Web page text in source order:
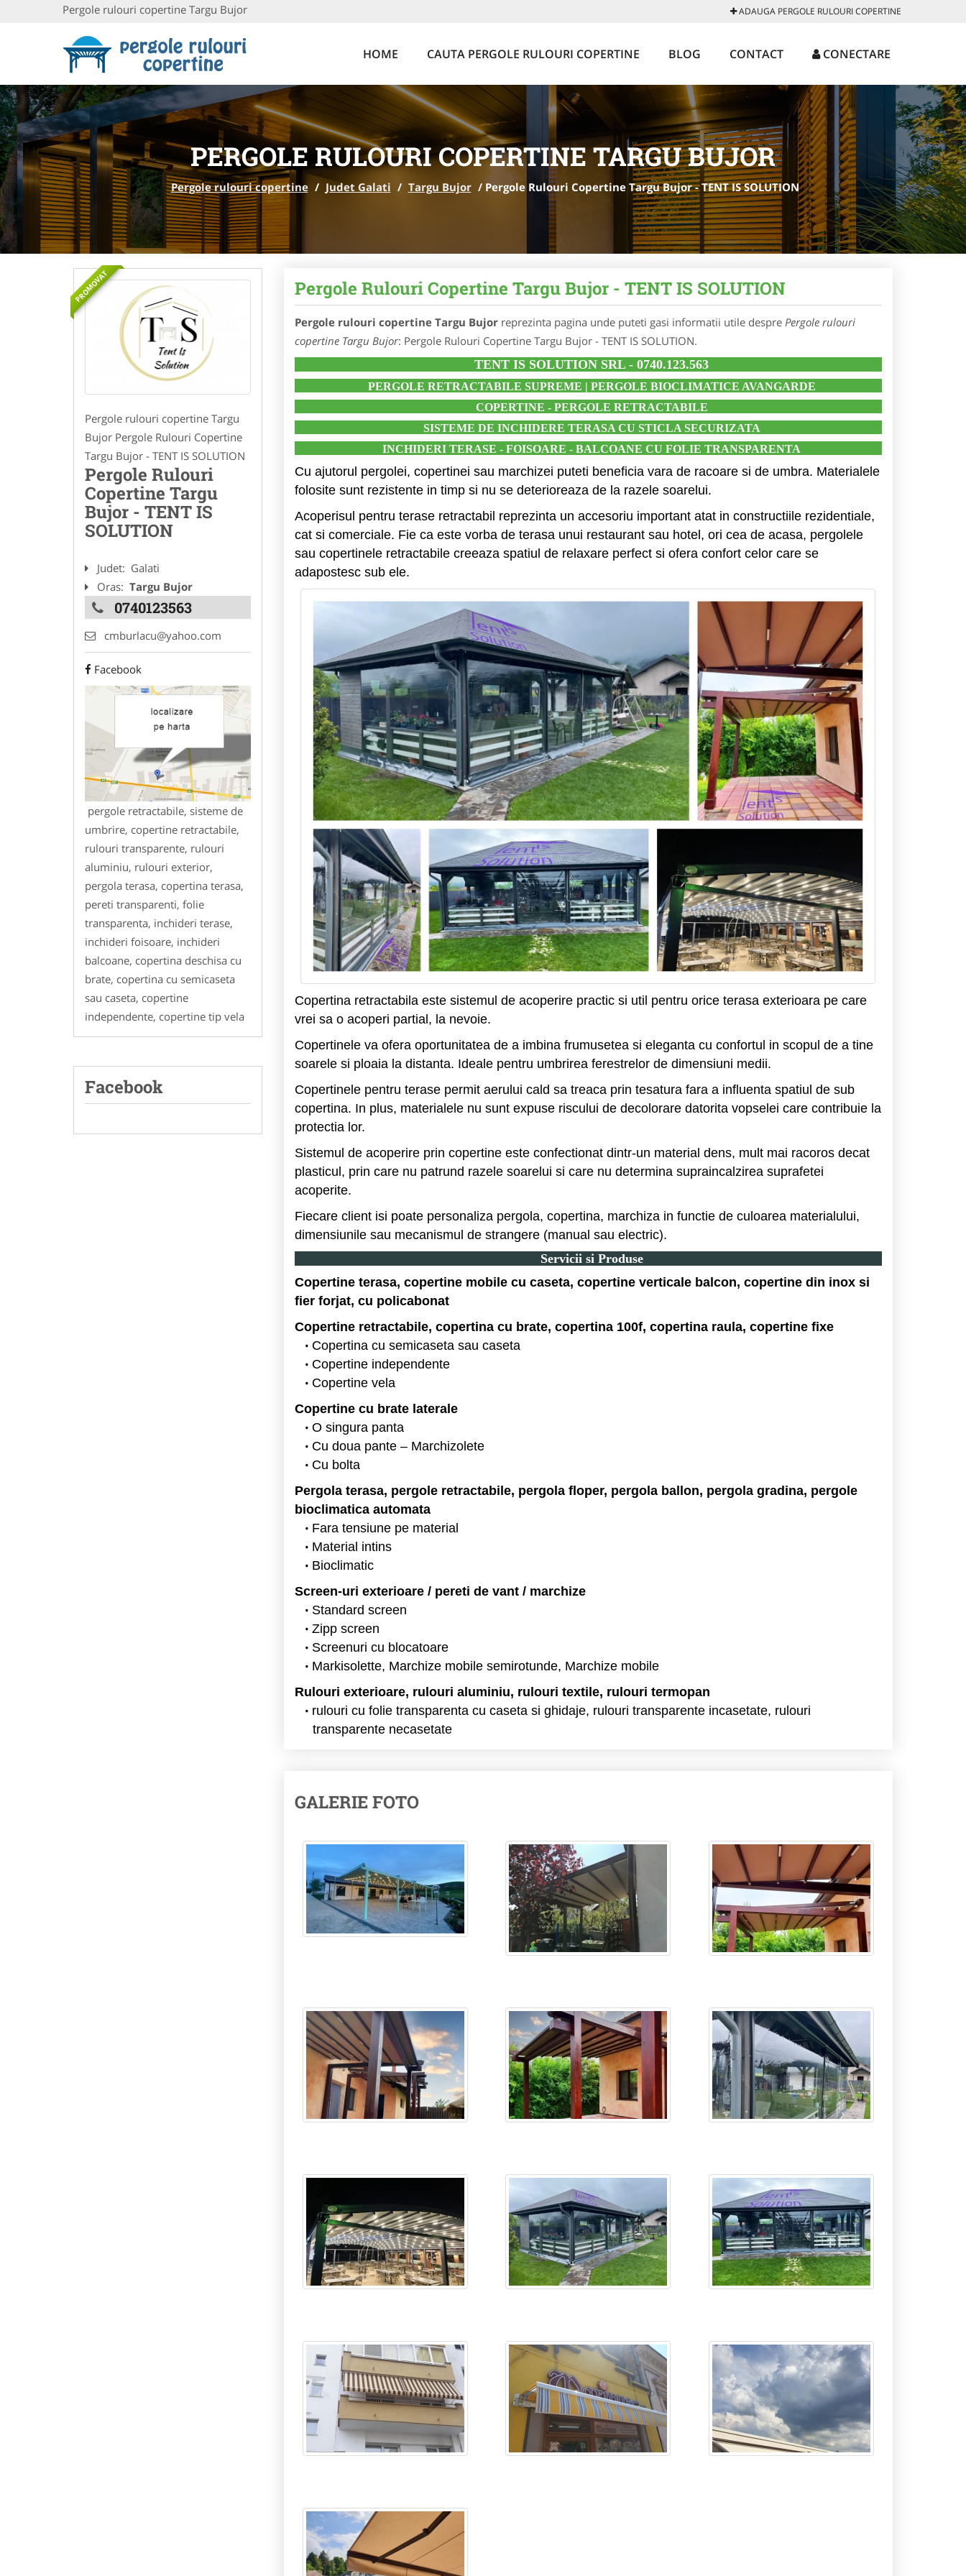
Pergole rulouri copertine Targu Bujor ADAUGA PERGOLE RULOURI COPERTINE
HOME CAUTA PERGOLE RULOURI COPERTINE BLOG CONTACT CONECTARE
PERGOLE RULOURI COPERTINE TARGU BUJOR
Pergole rulouri copertine / Judet Galati / Targu Bujor / Pergole Rulouri Copertine Targu Bujor - TENT IS SOLUTION
PROMOVAT
Pergole rulouri copertine Targu
Bujor Pergole Rulouri Copertine
Targu Bujor - TENT IS SOLUTION
Pergole Rulouri
Copertine Targu
Bujor - TENT IS
SOLUTION
Judet: Galati
Oras: Targu Bujor
0740123563
cmburlacu@yahoo.com
Facebook
pergole retractabile, sisteme de
umbrire, copertine retractabile,
rulouri transparente, rulouri
aluminiu, rulouri exterior,
pergola terasa, copertina terasa,
pereti transparenti, folie
transparenta, inchideri terase,
inchideri foisoare, inchideri
balcoane, copertina deschisa cu
brate, copertina cu semicaseta
sau caseta, copertine
independente, copertine tip vela
Facebook
Pergole Rulouri Copertine Targu Bujor - TENT IS SOLUTION
Pergole rulouri copertine Targu Bujorreprezinta pagina unde puteti gasi informatii utile despre Pergole rulouri
copertine Targu Bujor: Pergole Rulouri Copertine Targu Bujor - TENT IS SOLUTION.
TENT IS SOLUTION SRL - 0740.123.563
PERGOLE RETRACTABILE SUPREME | PERGOLE BIOCLIMATICE AVANGARDE
COPERTINE - PERGOLE RETRACTABILE
SISTEME DE INCHIDERE TERASA CU STICLA SECURIZATA
INCHIDERI TERASE - FOISOARE - BALCOANE CU FOLIE TRANSPARENTA
Cu ajutorul pergolei, copertinei sau marchizei puteti beneficia vara de racoare si de umbra. Materialele
folosite sunt rezistente in timp si nu se deterioreaza de la razele soarelui.
Acoperisul pentru terase retractabil reprezinta un accesoriu important atat in constructiile rezidentiale,
cat si comerciale. Fie ca este vorba de terasa unui restaurant sau hotel, ori cea de acasa, pergolele
sau copertinele retractabile creeaza spatiul de relaxare perfect si ofera confort celor care se
adapostesc sub ele.
Copertina retractabila este sistemul de acoperire practic si util pentru orice terasa exterioara pe care
vrei sa o acoperi partial, la nevoie.
Copertinele va ofera oportunitatea de a imbina frumusetea si eleganta cu confortul in scopul de a tine
soarele si ploaia la distanta. Ideale pentru umbrirea ferestrelor de dimensiuni medii.
Copertinele pentru terase permit aerului cald sa treaca prin tesatura fara a influenta spatiul de sub
copertina. In plus, materialele nu sunt expuse riscului de decolorare datorita vopselei care contribuie la
protectia lor.
Sistemul de acoperire prin copertine este confectionat dintr-un material dens, mult mai racoros decat
plasticul, prin care nu patrund razele soarelui si care nu determina supraincalzirea suprafetei
acoperite.
Fiecare client isi poate personaliza pergola, copertina, marchiza in functie de culoarea materialului,
dimensiunile sau mecanismul de strangere (manual sau electric).
Servicii si Produse
Copertine terasa, copertine mobile cu caseta, copertine verticale balcon, copertine din inox si
fier forjat, cu policabonat
Copertine retractabile, copertina cu brate, copertina 100f, copertina raula, copertine fixe
Copertina cu semicaseta sau caseta
Copertine independente
Copertine vela
Copertine cu brate laterale
O singura panta
Cu doua pante – Marchizolete
Cu bolta
Pergola terasa, pergole retractabile, pergola floper, pergola ballon, pergola gradina, pergole
bioclimatica automata
Fara tensiune pe material
Material intins
Bioclimatic
Screen-uri exterioare / pereti de vant / marchize
Standard screen
Zipp screen
Screenuri cu blocatoare
Markisolette, Marchize mobile semirotunde, Marchize mobile
Rulouri exterioare, rulouri aluminiu, rulouri textile, rulouri termopan
rulouri cu folie transparenta cu caseta si ghidaje, rulouri transparente incasetate, rulouri
transparente necasetate
GALERIE FOTO